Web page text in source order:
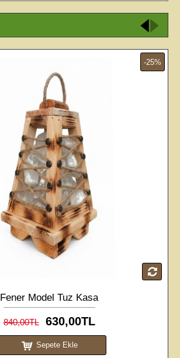
-25%
Fener Model Tuz Kasa
840,00TL 630,00TL
Sepete Ekle